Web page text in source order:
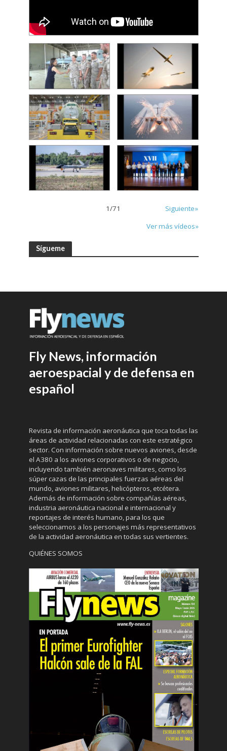
1/71
Siguiente»
Ver más vídeos»
Sígueme
Fly News, información
aeroespacial y de defensa en
español
Revista de información aeronáutica que toca todas las
áreas de actividad relacionadas con este estratégico
sector. Con información sobre nuevos aviones, desde
el A380 a los aviones corporativos o de negocio,
incluyendo también aeronaves militares, como los
súper cazas de las principales fuerzas aéreas del
mundo, aviones militares, helicópteros, etcétera.
Además de información sobre compañías aéreas,
industria aeronáutica nacional e internacional y
reportajes de interés humano, para los que
seleccionamos a los personajes más representativos
de la actividad aeronáutica en todas sus vertientes.
QUIÉNES SOMOS